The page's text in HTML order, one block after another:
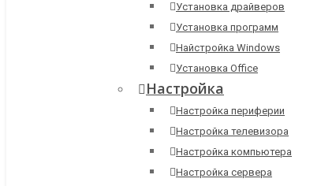
Установка драйверов
Установка программ
Найстройка Windows
Установка Office
Настройка
Настройка периферии
Настройка телевизора
Настройка компьютера
Настройка сервера